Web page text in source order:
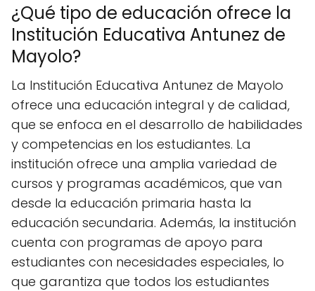
¿Qué tipo de educación ofrece la
Institución Educativa Antunez de
Mayolo?
La Institución Educativa Antunez de Mayolo
ofrece una educación integral y de calidad,
que se enfoca en el desarrollo de habilidades
y competencias en los estudiantes. La
institución ofrece una amplia variedad de
cursos y programas académicos, que van
desde la educación primaria hasta la
educación secundaria. Además, la institución
cuenta con programas de apoyo para
estudiantes con necesidades especiales, lo
que garantiza que todos los estudiantes